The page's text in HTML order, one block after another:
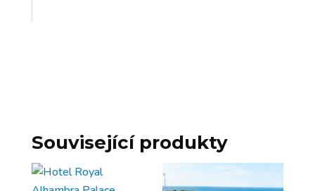
Související produkty